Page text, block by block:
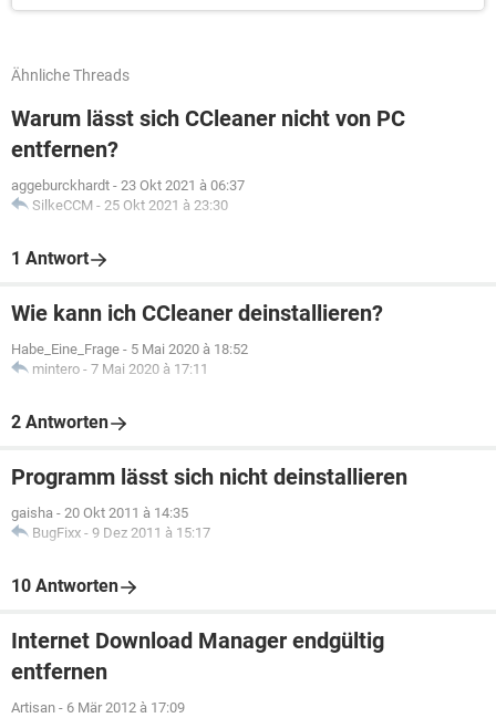
Ähnliche Threads
Warum lässt sich CCleaner nicht von PC
entfernen?
aggeburckhardt - 23 Okt 2021 à 06:37
SilkeCCM - 25 Okt 2021 à 23:30
1 Antwort
Wie kann ich CCleaner deinstallieren?
Habe_Eine_Frage - 5 Mai 2020 à 18:52
mintero - 7 Mai 2020 à 17:11
2 Antworten
Programm lässt sich nicht deinstallieren
gaisha - 20 Okt 2011 à 14:35
BugFixx - 9 Dez 2011 à 15:17
10 Antworten
Internet Download Manager endgültig
entfernen
Artisan - 6 Mär 2012 à 17:09